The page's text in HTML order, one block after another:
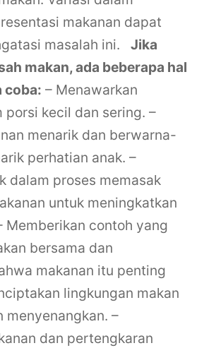
makanan dapat
masalah ini.
Jika
makan, ada beberapa hal
coba: – Menawarkan
porsi kecil dan sering. –
menarik dan berwarna-
perhatian anak. –
dalam proses memasak
untuk meningkatkan
Memberikan contoh yang
bersama dan
makanan itu penting
lingkungan makan
menyenangkan. –
dan pertengkaran